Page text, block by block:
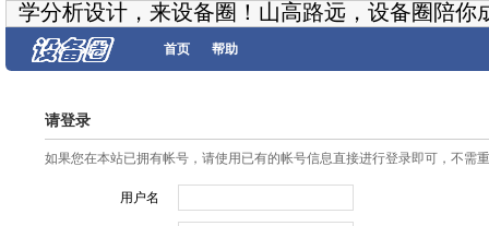
学分析设计，来设备圈！山高路远，设备圈陪你
首页 帮助
请登录
如果您在本站已拥有帐号，请使用已有的帐号信息直接进行登录即可，不需
用户名